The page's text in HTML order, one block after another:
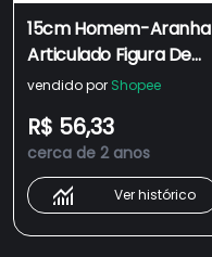
15cm Homem-Aranha
Articulado Figura De
Ação Boneco Ps4 Shf
vendido por Shopee
R$ 56,33
cerca de 2 anos
Ver histórico